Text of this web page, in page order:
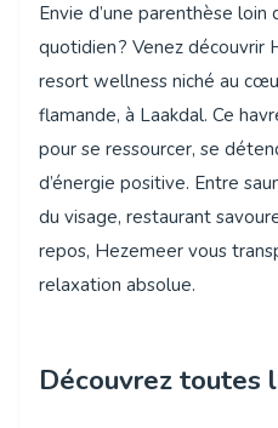
Envie d’une parenthèse
quotidien ? Venez découvrir
resort wellness niché au
flamande, à Laakdal. Ce
pour se ressourcer, se
d’énergie positive. Entre
du visage, restaurant
repos, Hezemeer vous
relaxation absolue.
Découvrez toutes